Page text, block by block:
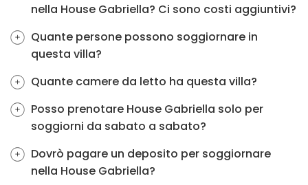
nella House Gabriella? Ci sono costi aggiuntivi?
Quante persone possono soggiornare in
questa villa?
Quante camere da letto ha questa villa?
Posso prenotare House Gabriella solo per
soggiorni da sabato a sabato?
Dovrò pagare un deposito per soggiornare
nella House Gabriella?